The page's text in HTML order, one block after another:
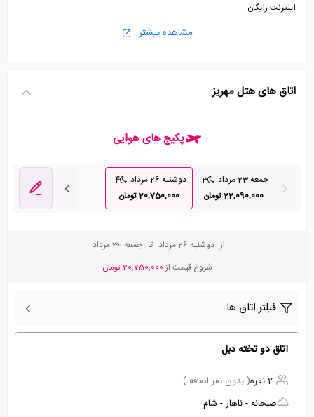
اینترنت رایگان
مشاهده بیشتر
اتاق های هتل مهریز
پکیج های هوایی
جمعه 23 مرداد
3
22,090,000 تومان
دوشنبه 26 مرداد
4
20,750,000 تومان
از دوشنبه 26 مرداد تا جمعه 30 مرداد
شروع قیمت از20,750,000 تومان
فیلتر اتاق ها
اتاق دو تخته دبل
2 نفره
( بدون نفر اضافه )
صبحانه - ناهار - شام